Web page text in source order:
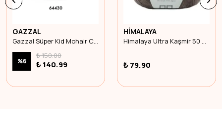
GAZZAL
Gazzal Süper Kid Mohair C-64430
%6
₺ 150.00
₺ 140.99
HİMALAYA
Himalaya Ultra Kaşmir 50 Gr 56813
₺ 79.90